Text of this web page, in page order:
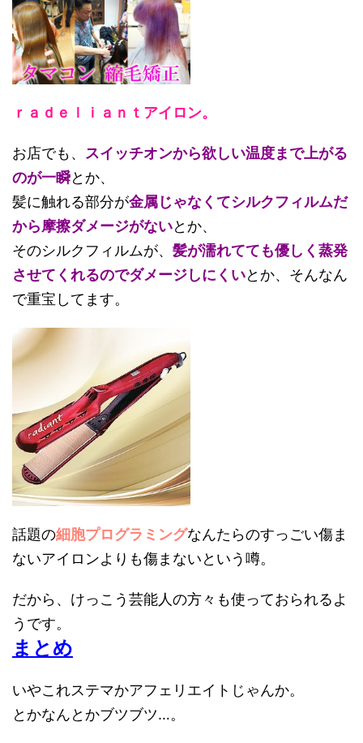
ｒａｄｅｌｉａｎｔアイロン。
お店でも、 スイッチオンから欲しい温度まで上がる
のが一瞬とか、
髪に触れる部分が金属じゃなくてシルクフィルムだ
から摩擦ダメージがないとか、
そのシルクフィルムが、 髪が濡れてても優しく蒸発
させてくれるのでダメージしにくいとか、そんなん
で重宝してます。
話題の細胞プログラミングなんたらのすっごい傷ま
ないアイロンよりも傷まないという噂。
だから、けっこう芸能人の方々も使っておられるよ
うです。
まとめ
いやこれステマかアフェリエイトじゃんか。
とかなんとかブツブツ…。